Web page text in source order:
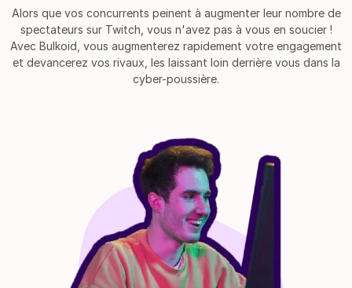
Alors que vos concurrents peinent à augmenter leur nombre de
spectateurs sur Twitch, vous n'avez pas à vous en soucier !
Avec Bulkoid, vous augmenterez rapidement votre engagement
et devancerez vos rivaux, les laissant loin derrière vous dans la
cyber-poussière.